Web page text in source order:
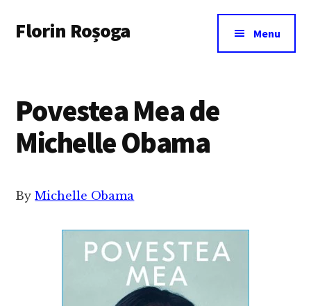
main
menu
Florin Roșoga Menu
Povestea Mea de
Michelle Obama
ByMichelle Obama